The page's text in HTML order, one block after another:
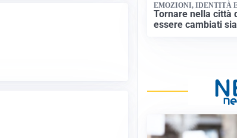
EMOZIONI, IDENTITÀ
Tornare nella città
essere cambiati